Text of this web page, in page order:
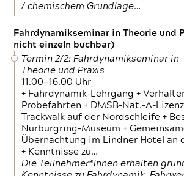
/ chemischem Grundlage…
Fahrdynamikseminar in Theorie und
nicht einzeln buchbar)
Termin 2/2: Fahrdynamikseminar in
Theorie und Praxis
11.00—16.00 Uhr
+ Fahrdynamik-Lehrgang +
Probefahrten + DMSB-Nat.-A-
Trackwalk auf der Nordschleife +
Nürburgring-Museum +
Übernachtung im Lindner Hotel an
+ Kenntnisse zu…
Die Teilnehmer*Innen erhalten